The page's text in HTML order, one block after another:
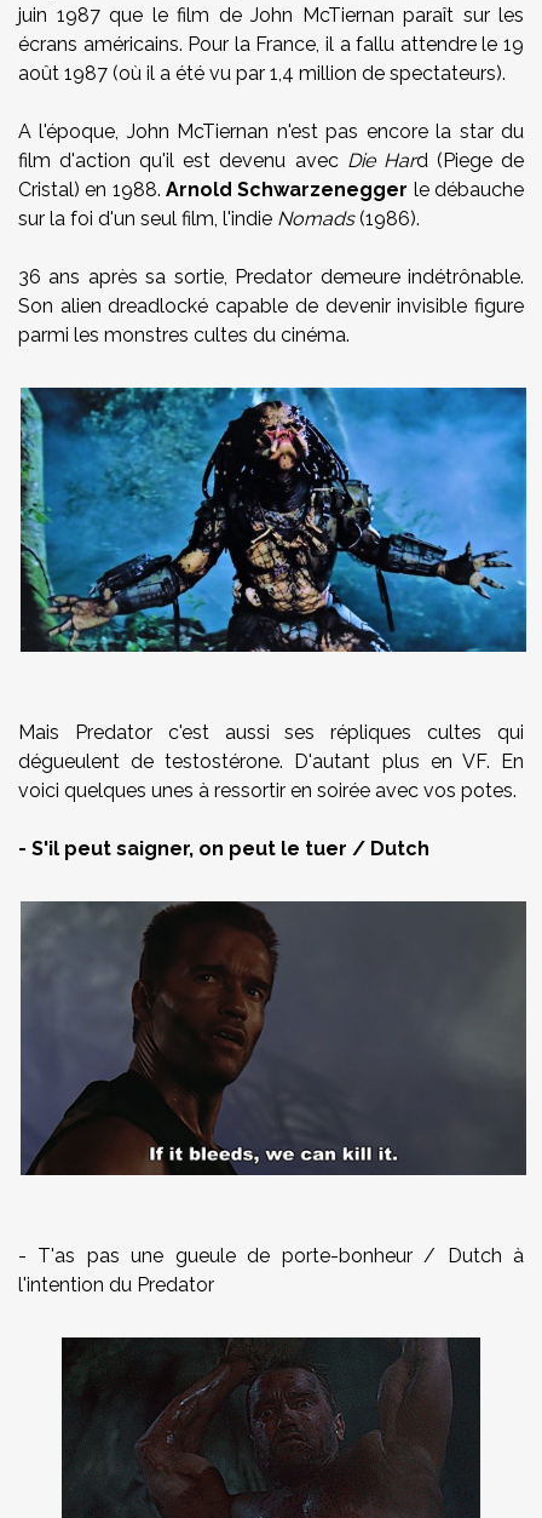
juin 1987 que le film de John McTiernan paraît sur les
écrans américains. Pour la France, il a fallu attendre le 19
août 1987 (où il a été vu par 1,4 million de spectateurs).
A l'époque, John McTiernan n'est pas encore la star du
film d'action qu'il est devenu avec Die Hard (Piege de
Cristal) en 1988. Arnold Schwarzenegger le débauche
sur la foi d'un seul film, l'indie Nomads(1986).
36 ans après sa sortie, Predator demeure indétrônable.
Son alien dreadlocké capable de devenir invisible figure
parmi les monstres cultes du cinéma.
Mais Predator c'est aussi ses répliques cultes qui
dégueulent de testostérone. D'autant plus en VF. En
voici quelques unes à ressortir en soirée avec vos potes.
- S'il peut saigner, on peut le tuer / Dutch
- T'as pas une gueule de porte-bonheur / Dutch à
l'intention du Predator